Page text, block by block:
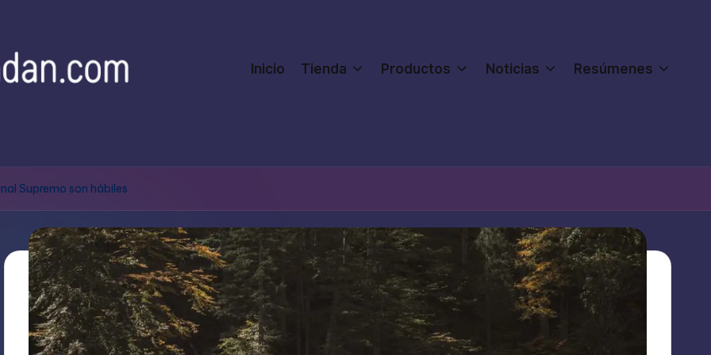
Inicio Tienda Productos Noticias Resúmenes
Supremo son hábiles